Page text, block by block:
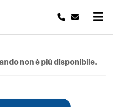
non è più disponibile.